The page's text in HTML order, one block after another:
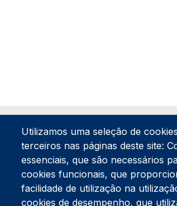
Tel:234 390 100Fax:234 390 100
Utilizamos uma seleção de
terceiros nas páginas deste site:
essenciais, que são necessários
cookies funcionais, que
facilidade de utilização na
cookies de desempenho, que